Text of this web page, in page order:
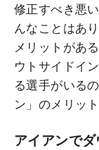
修正すべき悪
んなことはあ
メリットがあ
ウトサイドイ
る選手がいる
ン」のメリッ
アイアンで